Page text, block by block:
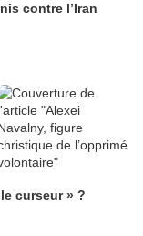
contre l’Iran
curseur » ?